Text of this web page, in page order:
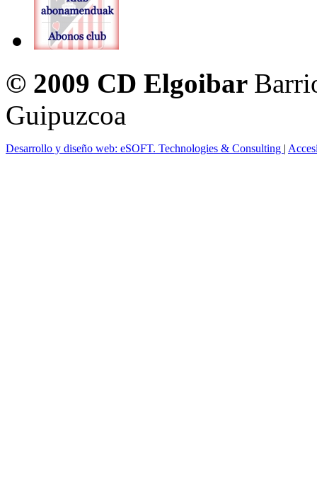
© 2009 CD Elgoibar
Guipuzcoa
Desarrollo y diseño web: eSOFT. Technologies & Consulting |